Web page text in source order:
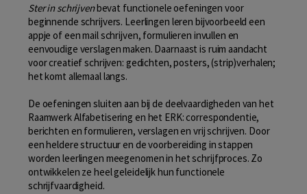
Ster in schrijvenbevat functionele oefeningen voor
beginnende schrijvers. Leerlingen leren bijvoorbeeld een
appje of een mail schrijven, formulieren invullen en
eenvoudige verslagen maken. Daarnaast is ruim aandacht
voor creatief schrijven: gedichten, posters, (strip)verhalen;
het komt allemaal langs.
De oefeningen sluiten aan bij de deelvaardigheden van het
Raamwerk Alfabetisering en het ERK: correspondentie,
berichten en formulieren, verslagen en vrij schrijven. Door
een heldere structuur en de voorbereiding in stappen
worden leerlingen meegenomen in het schrijfproces. Zo
ontwikkelen ze heel geleidelijk hun functionele
schrijfvaardigheid.